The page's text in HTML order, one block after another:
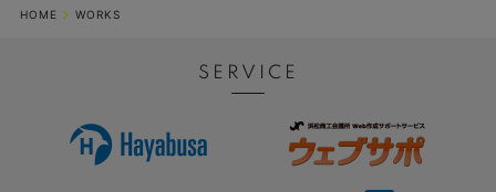
HOME WORKS
SERVICE